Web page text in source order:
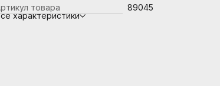
товара
89045
характеристики